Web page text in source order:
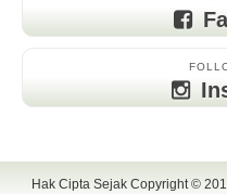
Hak Cipta Sejak Copyright ©